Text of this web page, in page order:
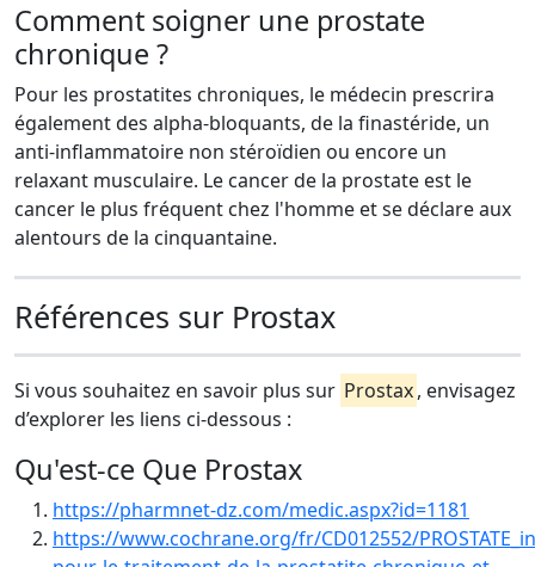
Comment soigner une prostate
chronique ?
Pour les prostatites chroniques, le médecin prescrira
également des alpha-bloquants, de la finastéride, un
anti-inflammatoire non stéroïdien ou encore un
relaxant musculaire. Le cancer de la prostate est le
cancer le plus fréquent chez l'homme et se déclare aux
alentours de la cinquantaine.
Références sur Prostax
Si vous souhaitez en savoir plus sur Prostax, envisagez
d’explorer les liens ci-dessous :
Qu'est-ce Que Prostax
https://pharmnet-dz.com/medic.aspx?id=1181
https://www.cochrane.org/fr/CD012552/